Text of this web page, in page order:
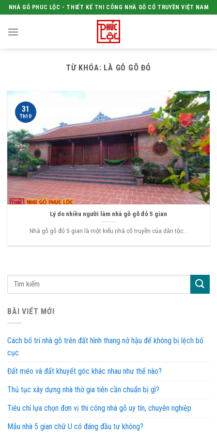
Skip
to
content
NHÀ GỖ PHUC LỘC - THIẾT KẾ THI CÔNG NHÀ GỖ CỔ TRUYỀN VIỆT NAM
TỪ KHÓA: LÀ GỖ GÕ ĐỎ
Lý do nhiều người làm nhà gỗ gõ đỏ 5 gian
Nhà gỗ gõ đỏ 5 gian là một kiểu nhà cổ truyền của dân tộc...
31
Th10
BÀI VIẾT MỚI
Cách bố trí nhà gỗ trên đất hình thang nở hậu để không bị lệch bố
cục
Đất méo và đất khuyết góc khác nhau như thế nào?
Thủ tục xây dựng nhà thờ gia tiên cần chuẩn bị gì?
Tiêu chí lựa chọn đơn vị thi công nhà gỗ uy tín, chuyên nghiệp
Mẫu nhà 5 gian chữ U có đáng đầu tư không?